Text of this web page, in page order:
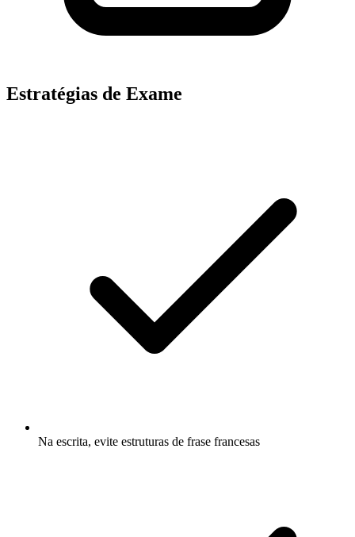
Estratégias de Exame
Na escrita, evite estruturas de frase francesas